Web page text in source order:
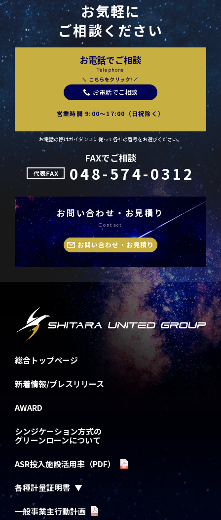
お気軽に
ご相談ください
お電話でご相談
Telephone
こちらをクリック!
お電話でご相談
営業時間 9:00〜17:00（日祝除く）
お電話の際はガイダンスに従って各社の番号をお選びください。
FAXでご相談
048-574-0312
お問い合わせ・お見積り
Contact
お問い合わせ・お見積り
総合トップページ
新着情報/プレスリリース
AWARD
シンジケーション方式の
グリーンローンについて
ASR投入施設活用率（PDF）
各種計量証明書
一般事業主行動計画